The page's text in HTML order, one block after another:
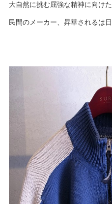
大自然に挑む屈強な精神に向け
民間のメーカー、昇華されるは